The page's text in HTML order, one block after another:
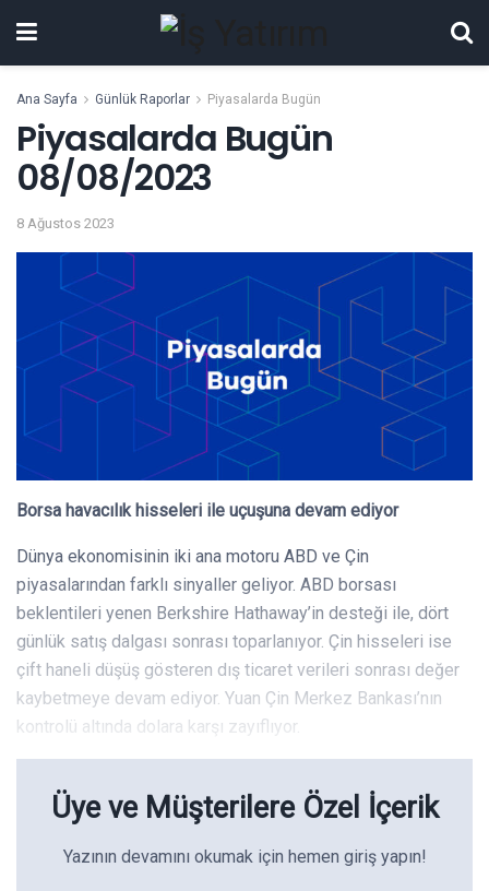
Ana Sayfa Günlük Raporlar Piyasalarda Bugün
Piyasalarda Bugün
08/08/2023
8 Ağustos 2023
Borsa havacılık hisseleri ile uçuşuna devam ediyor
Dünya ekonomisinin iki ana motoru ABD ve Çin
piyasalarından farklı sinyaller geliyor. ABD borsası
beklentileri yenen Berkshire Hathaway’in desteği ile, dört
günlük satış dalgası sonrası toparlanıyor. Çin hisseleri ise
çift haneli düşüş gösteren dış ticaret verileri sonrası değer
kaybetmeye devam ediyor. Yuan Çin Merkez Bankası’nın
kontrolü altında dolara karşı zayıflıyor.
Üye ve Müşterilere Özel İçerik
Yazının devamını okumak için hemen giriş yapın!